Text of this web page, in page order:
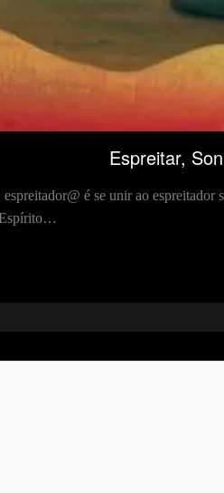
Espreitar,
é se unir ao